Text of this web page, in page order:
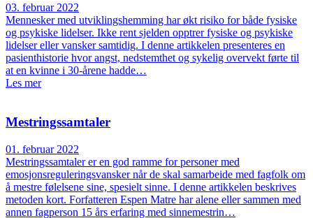
03. februar 2022
Mennesker med utviklingshemming har økt risiko for både fysiske
og psykiske lidelser. Ikke rent sjelden opptrer fysiske og psykiske
lidelser eller vansker samtidig. I denne artikkelen presenteres en
pasienthistorie hvor angst, nedstemthet og sykelig overvekt førte til
at en kvinne i 30-årene hadde…
Les mer
Mestringssamtaler
01. februar 2022
Mestringssamtaler er en god ramme for personer med
emosjonsreguleringsvansker når de skal samarbeide med fagfolk om
å mestre følelsene sine, spesielt sinne. I denne artikkelen beskrives
metoden kort. Forfatteren Espen Matre har alene eller sammen med
annen fagperson 15 års erfaring med sinnemestrin…